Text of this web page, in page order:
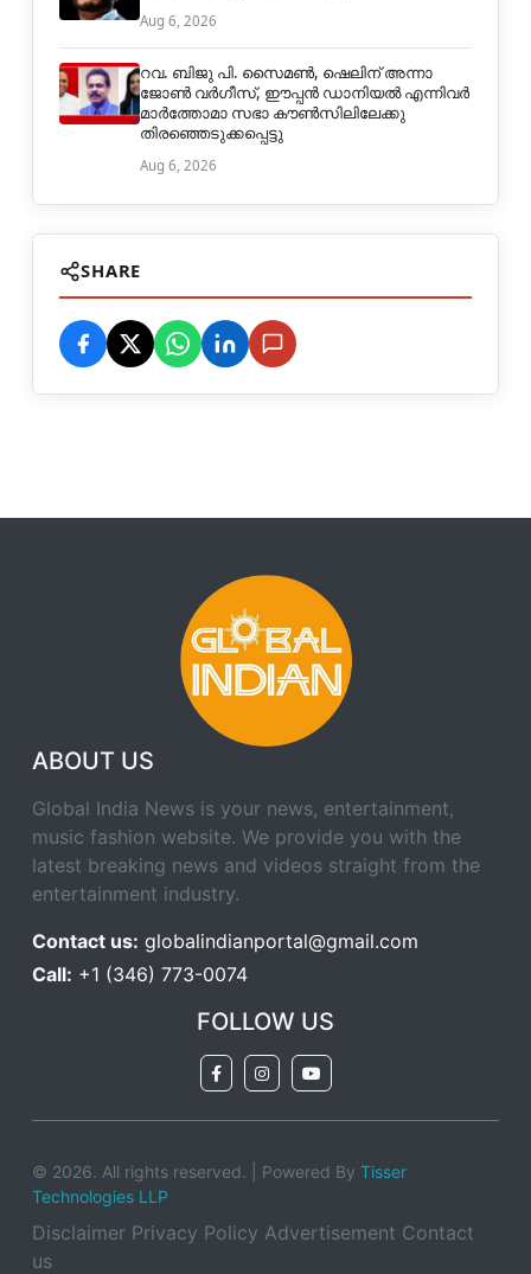
Aug 6, 2026
റവ. ബിജു പി. സൈമൺ, ഷെലിന് അന്നാ
ജോൺ വർഗീസ്, ഈപ്പൻ ഡാനിയൽ എന്നിവർ
മാർത്തോമാ സഭാ കൗൺസിലിലേക്കു
തിരഞ്ഞെടുക്കപ്പെട്ടു
Aug 6, 2026
SHARE
ABOUT US
Global India News is your news, entertainment,
music fashion website. We provide you with the
latest breaking news and videos straight from the
entertainment industry.
Contact us: globalindianportal@gmail.com
Call: +1 (346) 773-0074
FOLLOW US
© 2026. All rights reserved. | Powered By Tisser
Technologies LLP
Disclaimer Privacy Policy Advertisement Contact
us